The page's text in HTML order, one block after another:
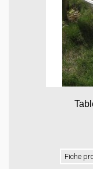
Fiche